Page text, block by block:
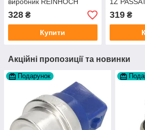
328 ₴
Купити
Німеччина
319₴
Акційні пропозиції та новинки
Подарунок